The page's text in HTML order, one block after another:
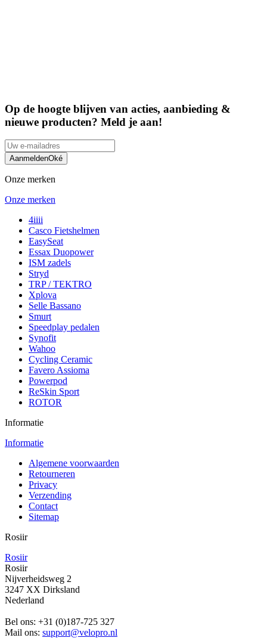
Op de hoogte blijven van acties, aanbieding &
nieuwe producten? Meld je aan!
AanmeldenOké
Onze merken
Onze merken
4iiii
Casco Fietshelmen
EasySeat
Essax Duopower
ISM zadels
Stryd
TRP / TEKTRO
Xplova
Selle Bassano
Smurt
Speedplay pedalen
Synofit
Wahoo
Cycling Ceramic
Favero Assioma
Powerpod
ReSkin Sport
ROTOR
Informatie
Informatie
Algemene voorwaarden
Retourneren
Privacy
Verzending
Contact
Sitemap
Rosiir
Rosiir
Rosiir
Nijverheidsweg 2
3247 XX Dirksland
Nederland
Bel ons: +31 (0)187-725 327
Mail ons: support@velopro.nl